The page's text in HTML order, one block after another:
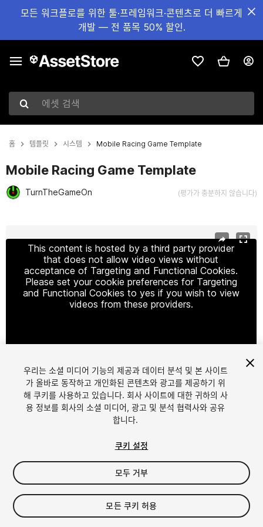
모든 워크플로를 위한 툴·프레임워크·콘텐츠로 더 빠르게
개발 — 전 품목 50% 할인.
에셋 검색
홈 템플릿 시스템 Mobile Racing Game Template
Mobile Racing Game Template
TurnTheGameOn (평가가 충분하지 않습니다)
This content is hosted by a third party provider
that does not allow video views without
acceptance of Targeting and Functional Cookies.
Please set your cookie preferences for Targeting
and Functional Cookies to yes if you wish to view
videos from these providers.
1/4
$50
세금/부가세는 결제 시 반영됩니다.
우리는 소셜 미디어 기능의 제공과 데이터 분석 및 본 사이트
가 올바로 동작하고 개인화된 콘텐츠와 광고를 제공하기 위
해 쿠키를 사용하고 있습니다. 회사 사이트에 대한 귀하의 사
용 정보를 회사의 소셜 미디어, 광고 및 분석 협력사와 공유
합니다.
쿠키 설정
모두 거부
모든 쿠키 허용